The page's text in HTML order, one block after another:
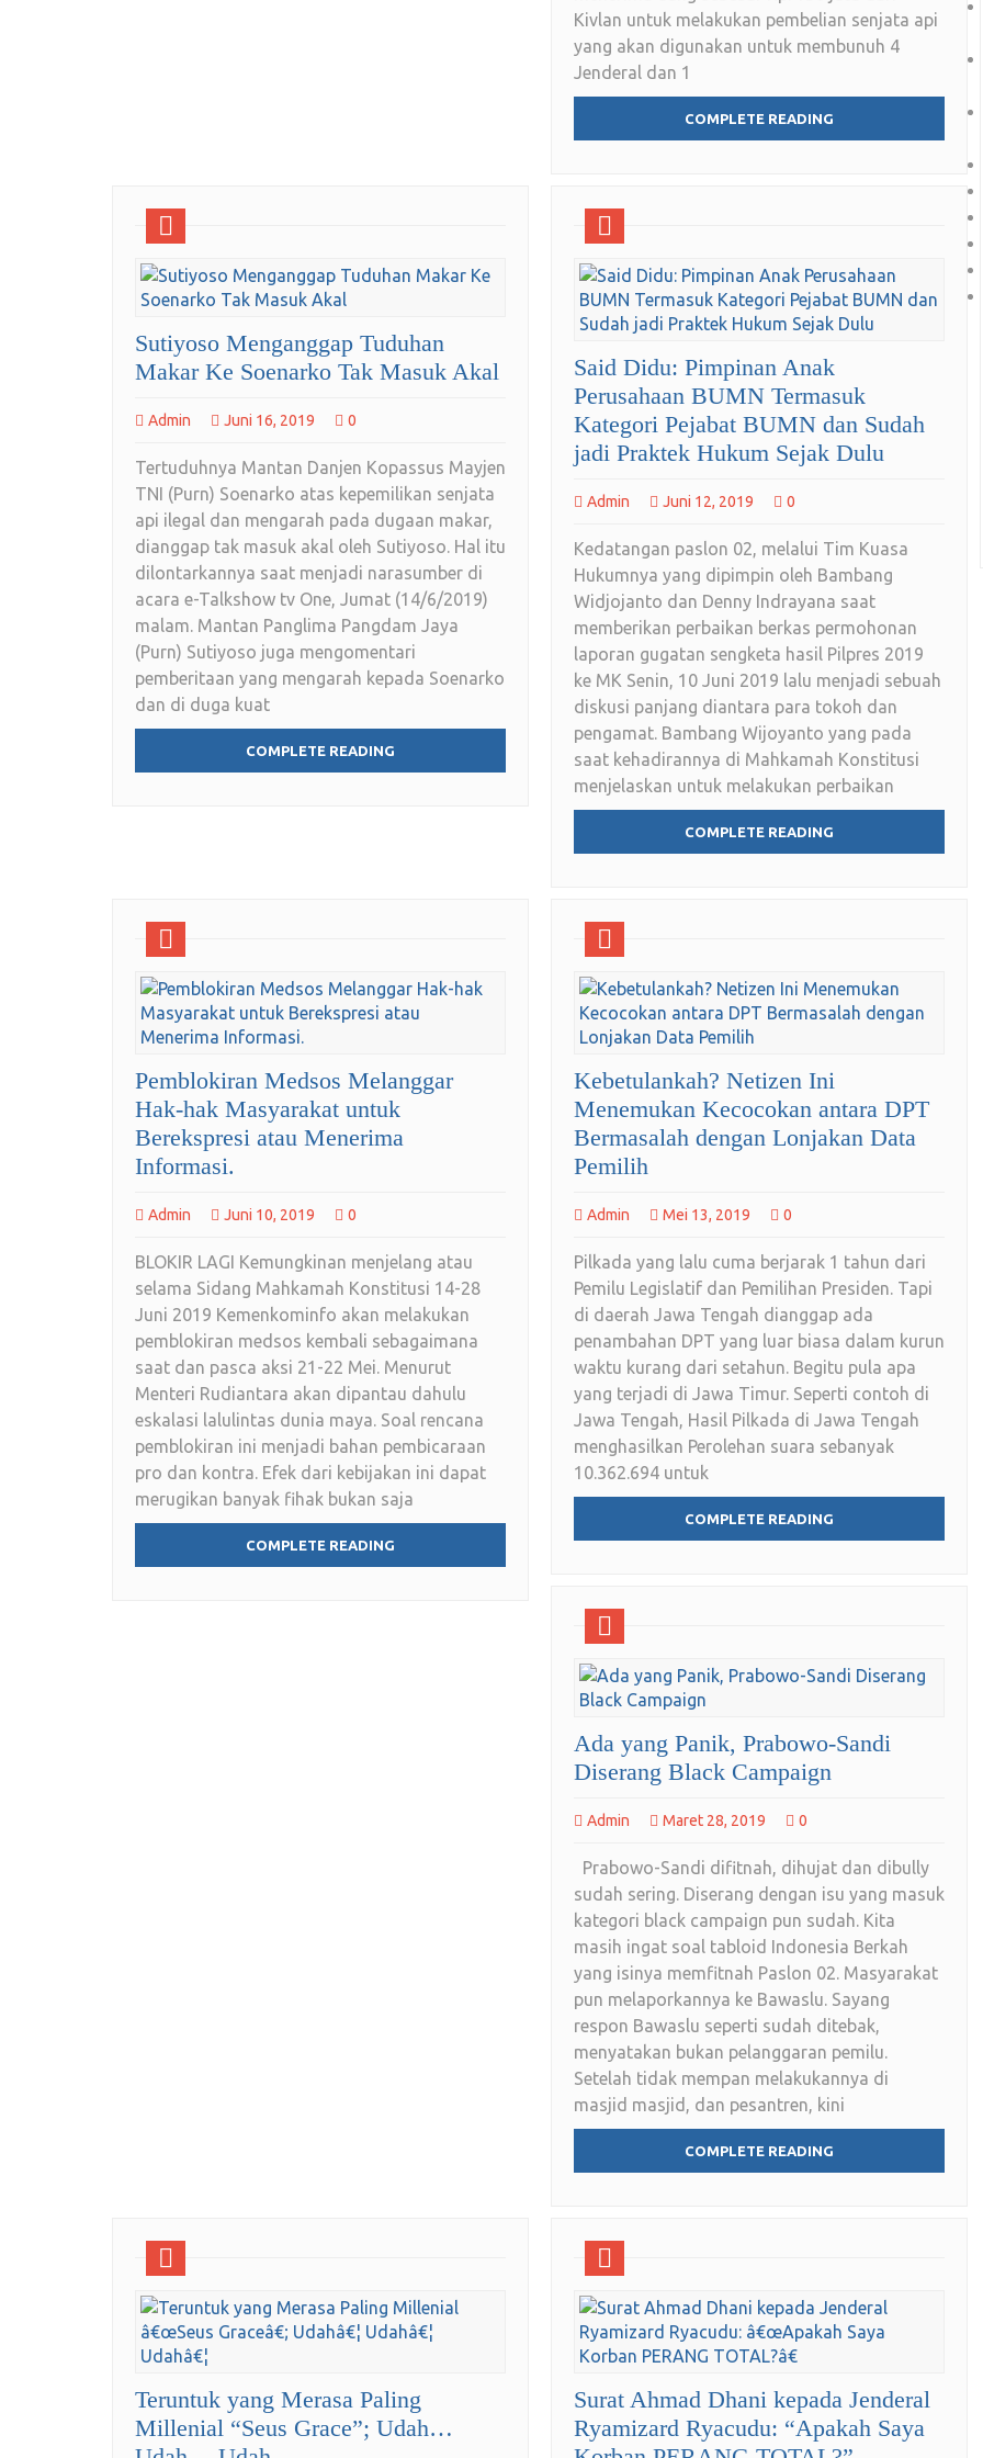
Kivlan untuk melakukan pembelian senjata api
yang akan digunakan untuk membunuh 4
Jenderal dan 1
COMPLETE READING
Sutiyoso Menganggap Tuduhan
Makar Ke Soenarko Tak Masuk Akal
Admin Juni 16, 2019 0
Tertuduhnya Mantan Danjen Kopassus Mayjen
TNI (Purn) Soenarko atas kepemilikan senjata
api ilegal dan mengarah pada dugaan makar,
dianggap tak masuk akal oleh Sutiyoso. Hal itu
dilontarkannya saat menjadi narasumber di
acara e-Talkshow tv One, Jumat (14/6/2019)
malam. Mantan Panglima Pangdam Jaya
(Purn) Sutiyoso juga mengomentari
pemberitaan yang mengarah kepada Soenarko
dan di duga kuat
COMPLETE READING
Said Didu: Pimpinan Anak
Perusahaan BUMN Termasuk
Kategori Pejabat BUMN dan Sudah
jadi Praktek Hukum Sejak Dulu
Admin Juni 12, 2019 0
Kedatangan paslon 02, melalui Tim Kuasa
Hukumnya yang dipimpin oleh Bambang
Widjojanto dan Denny Indrayana saat
memberikan perbaikan berkas permohonan
laporan gugatan sengketa hasil Pilpres 2019
ke MK Senin, 10 Juni 2019 lalu menjadi sebuah
diskusi panjang diantara para tokoh dan
pengamat. Bambang Wijoyanto yang pada
saat kehadirannya di Mahkamah Konstitusi
menjelaskan untuk melakukan perbaikan
COMPLETE READING
Pemblokiran Medsos Melanggar
Hak-hak Masyarakat untuk
Berekspresi atau Menerima
Informasi.
Admin Juni 10, 2019 0
BLOKIR LAGI Kemungkinan menjelang atau
selama Sidang Mahkamah Konstitusi 14-28
Juni 2019 Kemenkominfo akan melakukan
pemblokiran medsos kembali sebagaimana
saat dan pasca aksi 21-22 Mei. Menurut
Menteri Rudiantara akan dipantau dahulu
eskalasi lalulintas dunia maya. Soal rencana
pemblokiran ini menjadi bahan pembicaraan
pro dan kontra. Efek dari kebijakan ini dapat
merugikan banyak fihak bukan saja
COMPLETE READING
Kebetulankah? Netizen Ini
Menemukan Kecocokan antara DPT
Bermasalah dengan Lonjakan Data
Pemilih
Admin Mei 13, 2019 0
Pilkada yang lalu cuma berjarak 1 tahun dari
Pemilu Legislatif dan Pemilihan Presiden. Tapi
di daerah Jawa Tengah dianggap ada
penambahan DPT yang luar biasa dalam kurun
waktu kurang dari setahun. Begitu pula apa
yang terjadi di Jawa Timur. Seperti contoh di
Jawa Tengah, Hasil Pilkada di Jawa Tengah
menghasilkan Perolehan suara sebanyak
10.362.694 untuk
COMPLETE READING
Ada yang Panik, Prabowo-Sandi
Diserang Black Campaign
Admin Maret 28, 2019 0
Prabowo-Sandi difitnah, dihujat dan dibully
sudah sering. Diserang dengan isu yang masuk
kategori black campaign pun sudah. Kita
masih ingat soal tabloid Indonesia Berkah
yang isinya memfitnah Paslon 02. Masyarakat
pun melaporkannya ke Bawaslu. Sayang
respon Bawaslu seperti sudah ditebak,
menyatakan bukan pelanggaran pemilu.
Setelah tidak mempan melakukannya di
masjid masjid, dan pesantren, kini
COMPLETE READING
Teruntuk yang Merasa Paling
Millenial “Seus Grace”; Udah…
Surat Ahmad Dhani kepada Jenderal
Ryamizard Ryacudu: “Apakah Saya